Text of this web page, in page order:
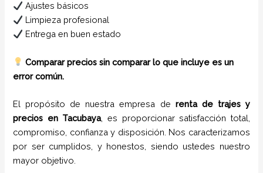
Ajustes básicos
Limpieza profesional
Entrega en buen estado
Comparar precios sin comparar lo que incluye es un
error común.
El propósito de nuestra empresa de renta de trajes y
precios en Tacubaya, es proporcionar satisfacción total,
compromiso, confianza y disposición. Nos caracterizamos
por ser cumplidos, y honestos, siendo ustedes nuestro
mayor objetivo.